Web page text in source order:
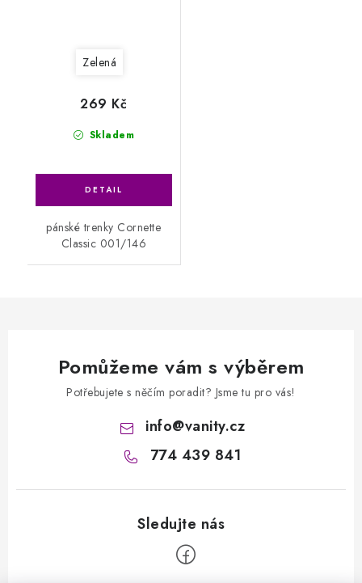
Zelená
Skladem
269 Kč
pánské trenky Cornette
Classic 001/146
Pomůžeme vám s výběrem
Potřebujete s něčím poradit? Jsme tu pro vás!
info@vanity.cz
774 439 841